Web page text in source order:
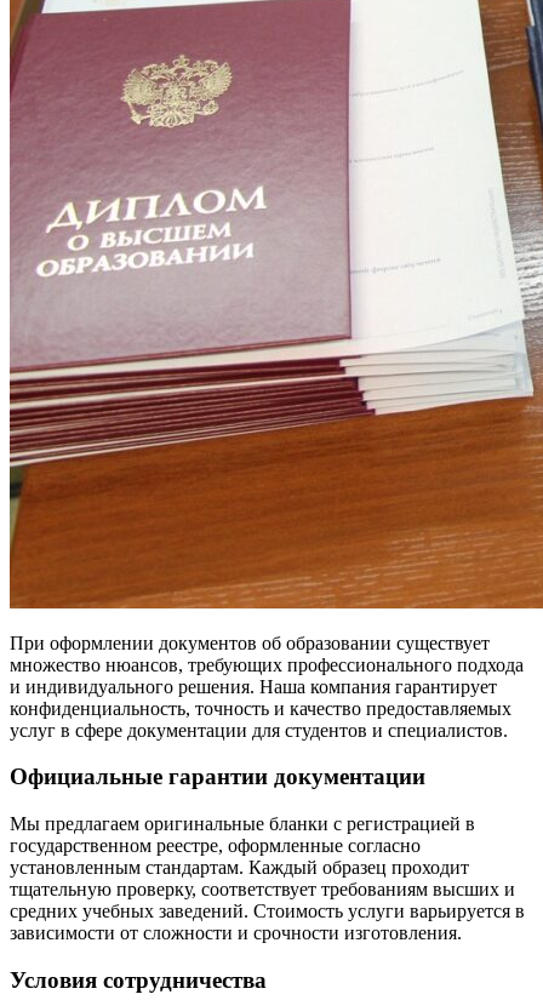
При оформлении документов об образовании существует
множество нюансов, требующих профессионального подхода
и индивидуального решения. Наша компания гарантирует
конфиденциальность, точность и качество предоставляемых
услуг в сфере документации для студентов и специалистов.
Официальные гарантии документации
Мы предлагаем оригинальные бланки с регистрацией в
государственном реестре, оформленные согласно
установленным стандартам. Каждый образец проходит
тщательную проверку, соответствует требованиям высших и
средних учебных заведений. Стоимость услуги варьируется в
зависимости от сложности и срочности изготовления.
Условия сотрудничества